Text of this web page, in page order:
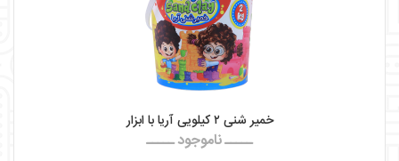
خمیر شنی ۲ کیلویی آریا با ابزار
ـــــ ناموجود ـــــ